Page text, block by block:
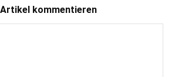
kommentieren